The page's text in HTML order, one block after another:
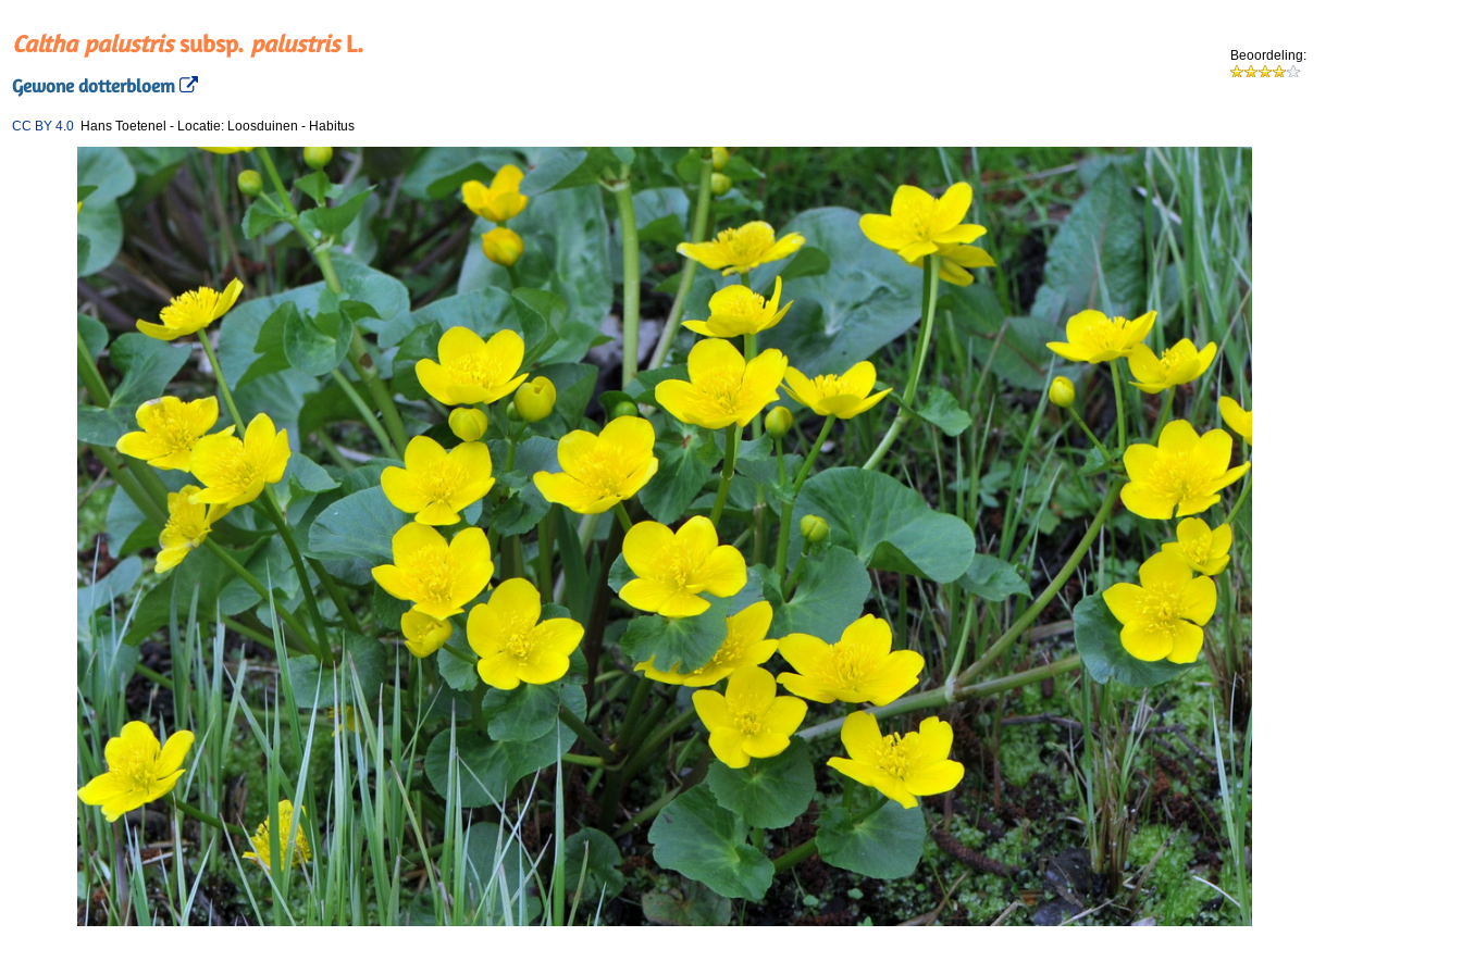
Caltha palustrissubsp. palustrisL.
Gewone dotterbloem
Beoordeling:
CC BY 4.0 Hans Toetenel - Locatie: Loosduinen - Habitus